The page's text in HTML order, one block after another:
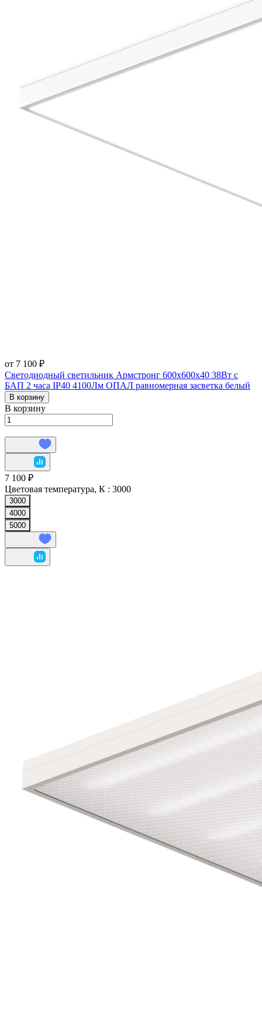
от 7 100 ₽
Светодиодный светильник Армстронг 600х600х40 38Вт с
БАП 2 часа IP40 4100Лм ОПАЛ равномерная засветка белый
В корзину
В корзину
7 100 ₽
Цветовая температура, К : 3000
3000
4000
5000